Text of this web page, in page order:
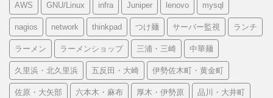
AWS GNU/Linux infra Juniper lenovo mysql
nagios network thinkpad つけ麺 サーバー監視 ランチ
ラーメン ラーメンショップ 三浦・三崎 中華麺
久里浜・北久里浜 五反田・大崎 伊勢佐木町・黄金町
佐原・大矢部 六本木・麻布 厚木・伊勢原 品川・大井町